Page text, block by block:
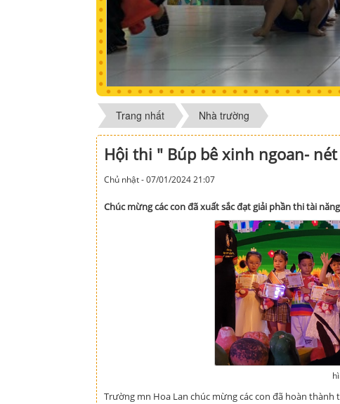
Trang nhất Nhà trường
Hội thi " Búp bê xinh ngoan-
Chủ nhật - 07/01/2024 21:07
Chúc mừng các con đã xuất sắc đạt giải phần thi tài
Trường mn Hoa Lan chúc mừng các con đã hoàn